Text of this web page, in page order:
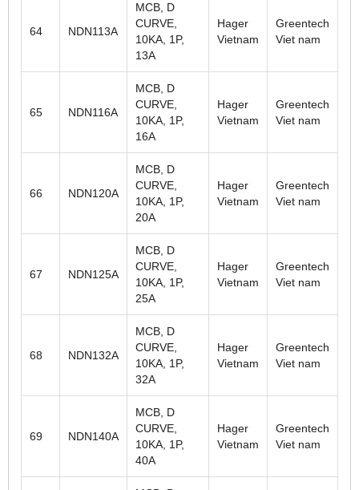
64 NDN113A
MCB, D
CURVE,
10KA, 1P,
13A
Hager
Vietnam
Greentech
Viet nam
65 NDN116A
MCB, D
CURVE,
10KA, 1P,
16A
Hager
Vietnam
Greentech
Viet nam
66 NDN120A
MCB, D
CURVE,
10KA, 1P,
20A
Hager
Vietnam
Greentech
Viet nam
67 NDN125A
MCB, D
CURVE,
10KA, 1P,
25A
Hager
Vietnam
Greentech
Viet nam
68 NDN132A
MCB, D
CURVE,
10KA, 1P,
32A
Hager
Vietnam
Greentech
Viet nam
69 NDN140A
MCB, D
CURVE,
10KA, 1P,
40A
Hager
Vietnam
Greentech
Viet nam